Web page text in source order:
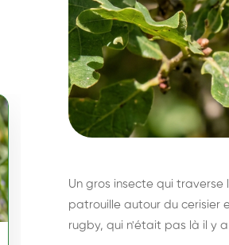
Un gros insecte qui
patrouille autour du cerisier
rugby, qui n'était pas là il y